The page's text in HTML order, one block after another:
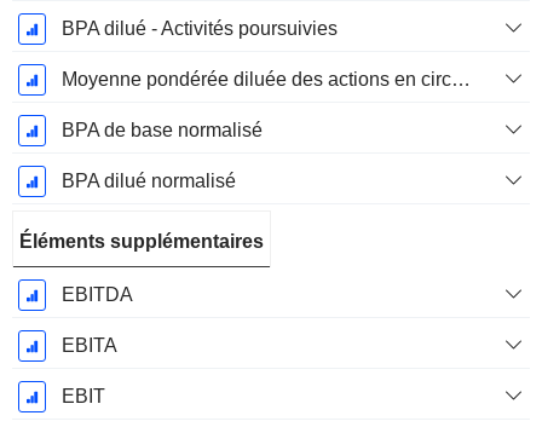
BPA dilué - Activités poursuivies
Moyenne pondérée diluée des actions en circulation
BPA de base normalisé
BPA dilué normalisé
Éléments supplémentaires
EBITDA
EBITA
EBIT